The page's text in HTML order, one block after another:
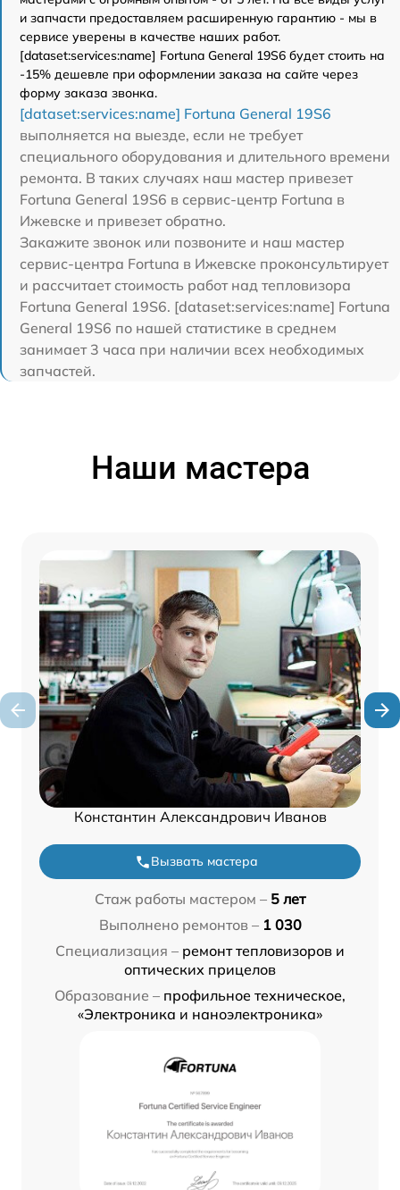
и запчасти предоставляем расширенную гарантию - мы в
сервисе уверены в качестве наших работ.
[dataset:services:name] Fortuna General 19S6 будет стоить на
-15% дешевле при оформлении заказа на сайте через
форму заказа звонка.
[dataset:services:name] Fortuna General 19S6
выполняется на выезде, если не требует
специального оборудования и длительного времени
ремонта. В таких случаях наш мастер привезет
Fortuna General 19S6 в сервис-центр Fortuna в
Ижевске и привезет обратно.
Закажите звонок или позвоните и наш мастер
сервис-центра Fortuna в Ижевске проконсультирует
и рассчитает стоимость работ над тепловизора
Fortuna General 19S6. [dataset:services:name] Fortuna
General 19S6 по нашей статистике в среднем
занимает 3 часа при наличии всех необходимых
запчастей.
Наши мастера
Константин Александрович Иванов
Вызвать мастера
Стаж работы мастером – 5 лет
Выполнено ремонтов – 1 030
Специализация – ремонт тепловизоров и
оптических прицелов
Образование – профильное техническое,
«Электроника и наноэлектроника»